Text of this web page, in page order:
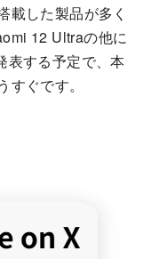
載した製品が多く
12 Ultraの他に
する予定で、本
ぐです。